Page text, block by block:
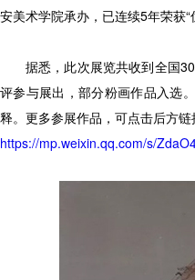
安美术学院承办，已连续5年荣获“
据悉，此次展览共收到全国
评参与展出，部分粉画作品入选
释。更多参展作品，可点击后方链
https://mp.weixin.qq.com/s/